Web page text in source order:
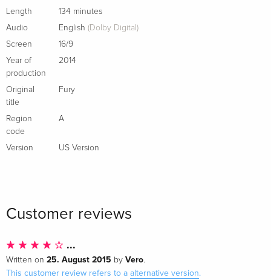
French
4K Ultra HD + Blu-ray
French
Limited Edition, Steelbook, 4K Ultra HD + Blu-
ray
Italian
Length
134 minutes
Audio
English (Dolby Digital)
Screen
16/9
Year of
production
2014
Original
title
Fury
Region
code
A
Version US Version
Customer reviews
...
Written on 25. August 2015 by Vero.
This customer review refers to a alternative version.